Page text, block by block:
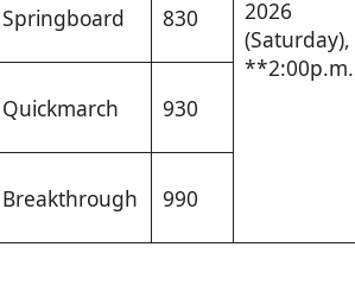
2026
(Saturday),
**2:00p.m.
Springboard 830
Quickmarch 930
Breakthrough 990